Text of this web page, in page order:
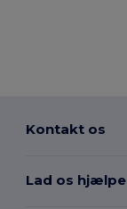
Kontakt os
Lad os hjælpe